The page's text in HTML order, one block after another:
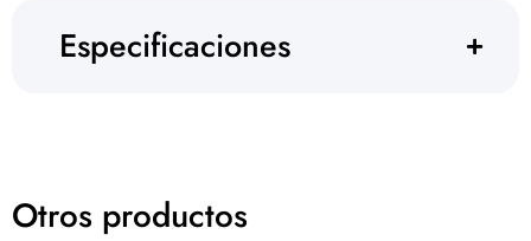
Especificaciones
Otros productos